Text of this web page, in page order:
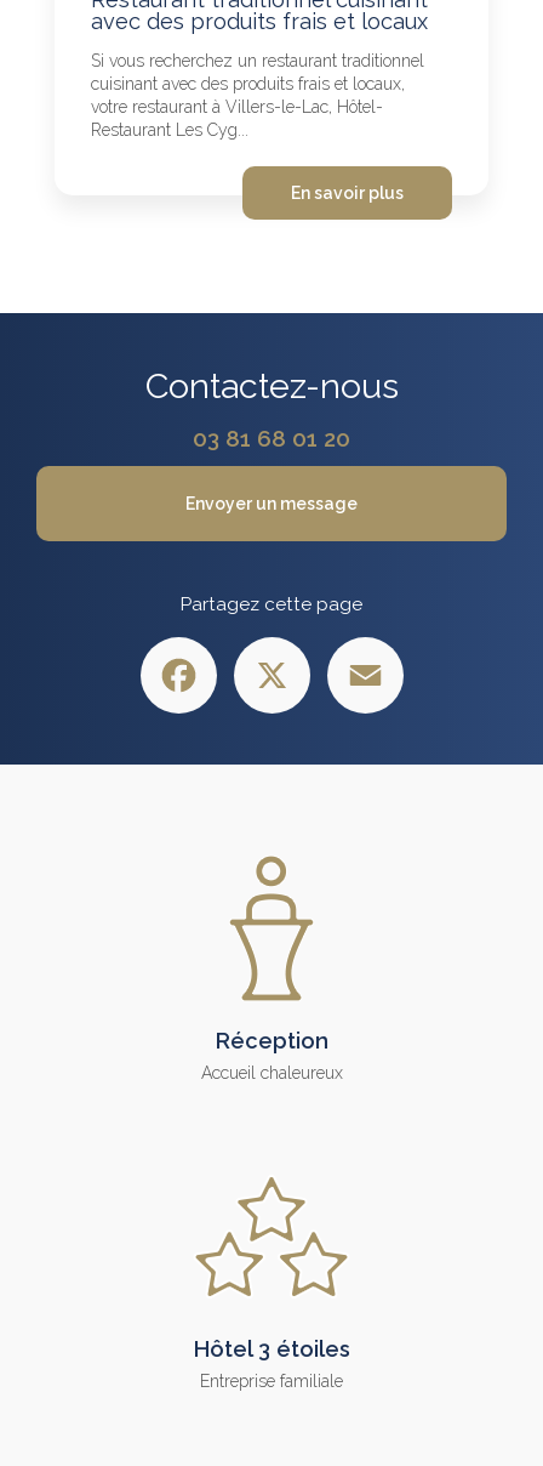
avec des produits frais et locaux
Si vous recherchez un restaurant traditionnel
cuisinant avec des produits frais et locaux,
votre restaurant à Villers-le-Lac, Hôtel-
Restaurant Les Cyg...
En savoir plus
Contactez-nous
03 81 68 01 20
Envoyer un message
Partagez cette page
Facebook
Réception
Accueil chaleureux
Hôtel 3 étoiles
Entreprise familiale